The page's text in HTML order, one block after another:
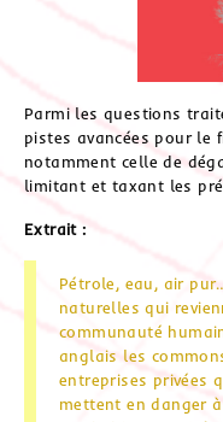
Parmi les questions
pistes avancées pour le
notamment celle de
limitant et taxant les
Extrait :
Pétrole, eau, air
naturelles qui
communauté
anglais les
entreprises privées
mettent en danger